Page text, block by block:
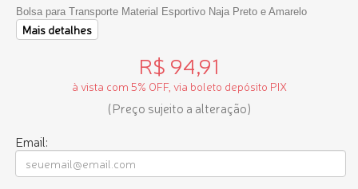
Bolsa para Transporte Material Esportivo Naja Preto e Amarelo
Mais detalhes
R$ 94,91
à vista com 5% OFF, via boleto depósito PIX
(Preço sujeito a alteração)
Email: